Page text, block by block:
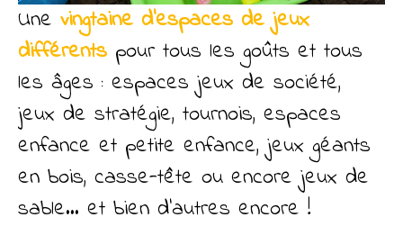
Une vingtaine d’espaces de jeux
différents pour tous les goûts et tous
les âges : espaces jeux de société,
jeux de stratégie, tournois, espaces
enfance et petite enfance, jeux géants
en bois, casse-tête ou encore jeux de
sable… et bien d’autres encore !